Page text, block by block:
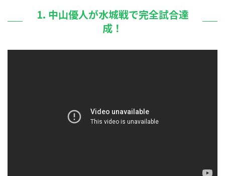
1. 中山優人が水城戦で完全試合達
成！